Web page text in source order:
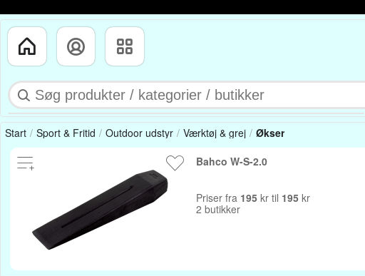
Start Sport & Fritid Outdoor udstyr Værktøj & grej
Økser
Bahco W-S-2.0
Priser fra 195 kr til 195 kr
2 butikker